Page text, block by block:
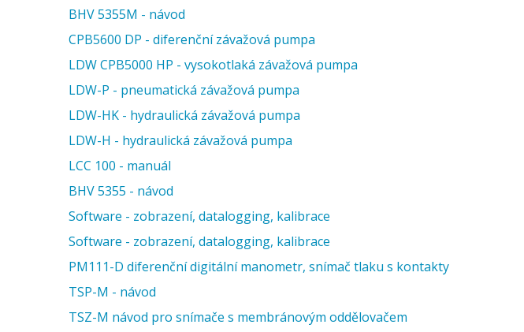
BHV 5355M - návod
CPB5600 DP - diferenční závažová pumpa
LDW CPB5000 HP - vysokotlaká závažová pumpa
LDW-P - pneumatická závažová pumpa
LDW-HK - hydraulická závažová pumpa
LDW-H - hydraulická závažová pumpa
LCC 100 - manuál
BHV 5355 - návod
Software - zobrazení, datalogging, kalibrace
Software - zobrazení, datalogging, kalibrace
PM111-D diferenční digitální manometr, snímač tlaku s kontakty
TSP-M - návod
TSZ-M návod pro snímače s membránovým oddělovačem